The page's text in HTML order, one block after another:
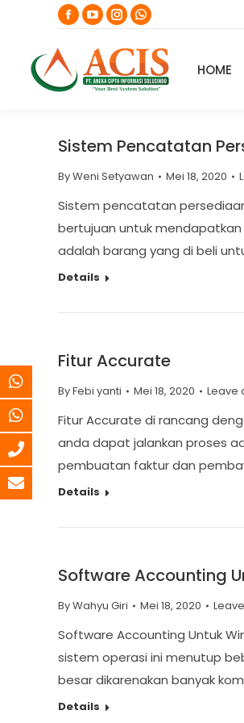
Facebook
page
opens
in
YouTube
page
opens
in
Instagram
page
opens
in
Whatsapp
page
opens
in
HOME
Sistem Pencatatan
ByWeni Setyawan Mei 18, 2020
Sistem pencatatan
bertujuan untuk mendapatkan
adalah barang yang di beli
Details
Fitur Accurate
ByFebi yanti Mei 18, 2020 Leave
Fitur Accurate di rancang
anda dapat jalankan proses
pembuatan faktur dan
Details
Software Accounting
ByWahyu Giri Mei 18, 2020
Software Accounting Untuk
sistem operasi ini menutup
besar dikarenakan banyak
Details